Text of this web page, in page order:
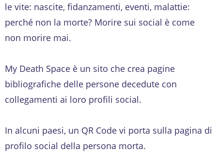
le vite: nascite, fidanzamenti, eventi, malattie:
perché non la morte? Morire sui social è come
non morire mai.
My Death Space è un sito che crea pagine
bibliografiche delle persone decedute con
collegamenti ai loro profili social.
In alcuni paesi, un QR Code vi porta sulla pagina di
profilo social della persona morta.